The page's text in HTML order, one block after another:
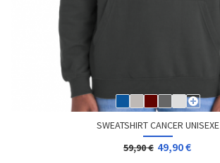
SWEATSHIRT CANCER UNISEXE
59,90 € 49,90 €